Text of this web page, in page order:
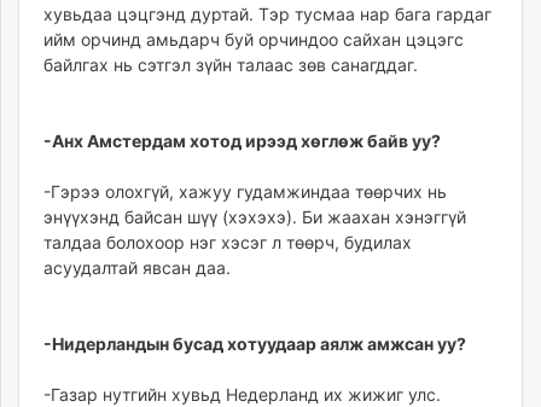
хувьдаа цэцгэнд дуртай. Тэр тусмаа нар бага гардаг
ийм орчинд амьдарч буй орчиндоо сайхан цэцэгс
байлгах нь сэтгэл зүйн талаас зөв санагддаг.
-Анх Амстердам хотод ирээд хөглөж байв уу?
-Гэрээ олохгүй, хажуу гудамжиндаа төөрчих нь
энүүхэнд байсан шүү (хэхэхэ). Би жаахан хэнэггүй
талдаа болохоор нэг хэсэг л төөрч, будилах
асуудалтай явсан даа.
-Нидерландын бусад хотуудаар аялж амжсан уу?
-Газар нутгийн хувьд Недерланд их жижиг улс.